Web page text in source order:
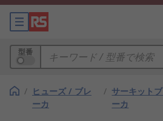
型番
/ ヒューズ / ブレ
ーカ
/ サーキット
ーカ